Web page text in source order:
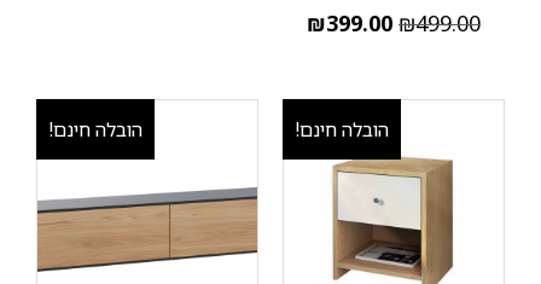
₪499.00
₪399.00
הובלה חינם! הובלה חינם!